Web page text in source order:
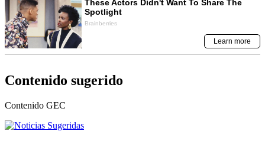
Contenido sugerido
Contenido GEC